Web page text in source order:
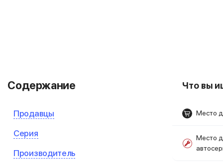
Содержание
Продавцы
Серия
Производитель
Что вы
Место
Место